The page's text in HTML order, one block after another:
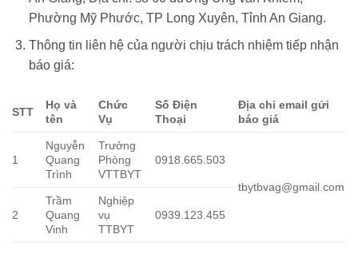
Phường Mỹ Phước, TP Long Xuyên, Tỉnh An Giang.
Thông tin liên hệ của người chịu trách nhiệm tiếp nhận
báo giá:
STT
Họ và
tên
Chức
Vụ
Số Điện
Thoại
Địa chỉ email gửi
báo giá
1
Nguyễn
Quang
Trình
Trưởng
Phòng
VTTBYT
0918.665.503
tbytbvag@gmail.com
2
Trầm
Quang
Vinh
Nghiệp
vụ
TTBYT
0939.123.455